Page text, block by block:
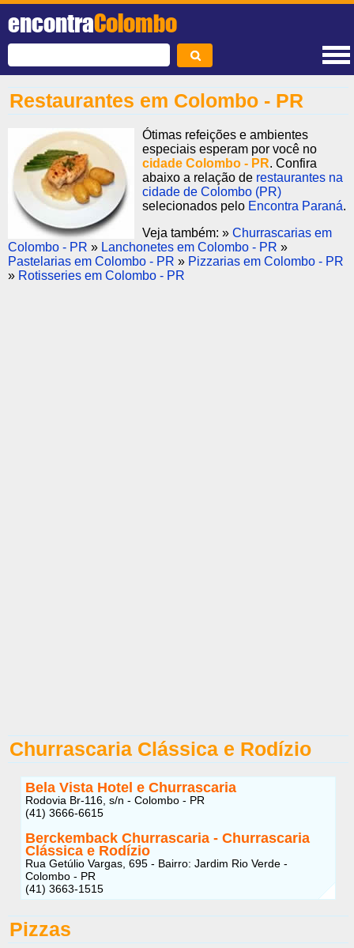
encontraColombo
Restaurantes em Colombo - PR
Ótimas refeições e ambientes
especiais esperam por você no
cidade Colombo - PR. Confira
abaixo a relação de restaurantes na
cidade de Colombo (PR)
selecionados pelo Encontra Paraná.
Veja também: » Churrascarias em
Colombo - PR » Lanchonetes em Colombo - PR »
Pastelarias em Colombo - PR » Pizzarias em Colombo - PR
» Rotisseries em Colombo - PR
Churrascaria Clássica e Rodízio
Bela Vista Hotel e Churrascaria
Rodovia Br-116, s/n - Colombo - PR
(41) 3666-6615
Berckemback Churrascaria - Churrascaria
Clássica e Rodízio
Rua Getúlio Vargas, 695 - Bairro: Jardim Rio Verde -
Colombo - PR
(41) 3663-1515
Pizzas